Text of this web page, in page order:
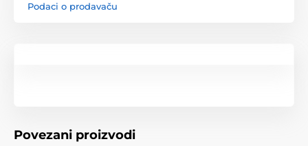
Podaci o prodavaču
Povezani proizvodi